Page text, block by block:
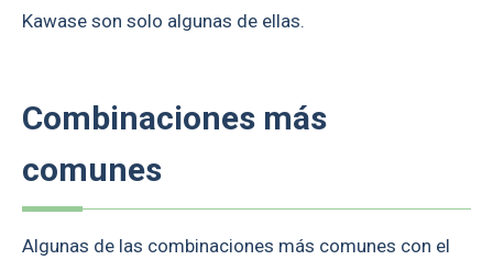
Kawase son solo algunas de ellas.
Combinaciones más
comunes
Algunas de las combinaciones más comunes con el